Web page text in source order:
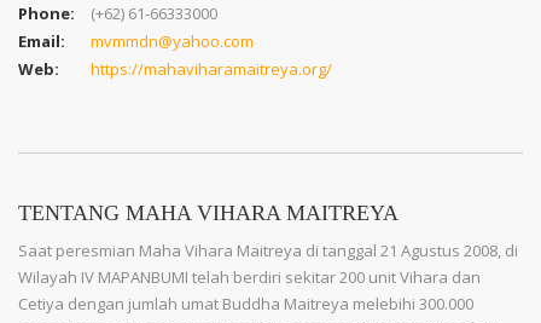
Phone:
(+62) 61-66333000
Email:
mvmmdn@yahoo.com
Web:
https://mahaviharamaitreya.org/
TENTANG MAHA VIHARA MAITREYA
Saat peresmian Maha Vihara Maitreya di tanggal 21 Agustus 2008, di
Wilayah IV MAPANBUMI telah berdiri sekitar 200 unit Vihara dan
Cetiya dengan jumlah umat Buddha Maitreya melebihi 300.000